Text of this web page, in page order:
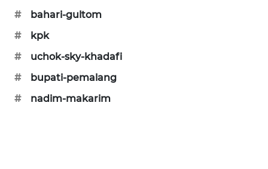
#
bahari-gultom
#
kpk
#
uchok-sky-khadafi
#
bupati-pemalang
#
nadim-makarim
FORJASIDA
TAMBANG
SITUNGIR